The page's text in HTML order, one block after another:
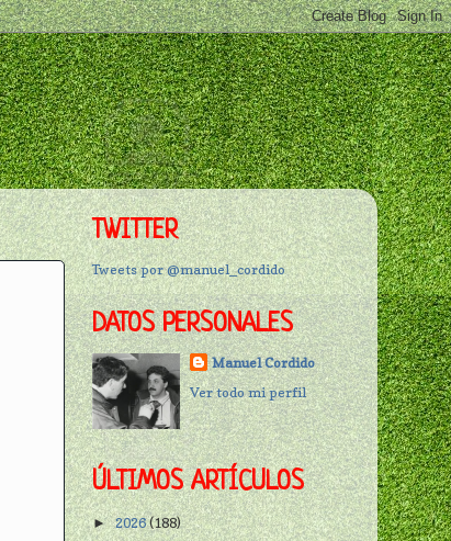
TWITTER
Tweets por @manuel_cordido
DATOS PERSONALES
Manuel Cordido
Ver todo mi perfil
ÚLTIMOS ARTÍCULOS
►2026(188)